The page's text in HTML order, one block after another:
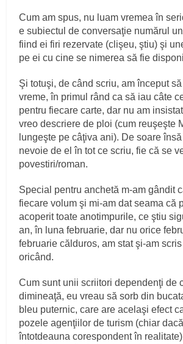
Cum am spus, nu luam vremea în
e subiectul de conversaţie numărul
fiind ei firi rezervate (clişeu, ştiu) şi
pe ei cu cine se nimerea să fie
Şi totuşi, de când scriu, am început
vreme, în primul rând ca să iau câte
pentru fiecare carte, dar nu am
vreo descriere de ploi (cum reuşeşte
lungeşte pe câţiva ani). De soare
nevoie de el în tot ce scriu, fie că se
povestiri/roman.
Special pentru anchetă m-am gândit
fiecare volum şi mi-am dat seama că
acoperit toate anotimpurile, ce ştiu
an, în luna februarie, dar nu orice
februarie călduros, am stat şi-am
oricând.
Cum sunt unii scriitori dependenţi de
dimineaţă, eu vreau să sorb din
bleu puternic, care are acelaşi efect
pozele agenţiilor de turism (chiar
întotdeauna corespondent în